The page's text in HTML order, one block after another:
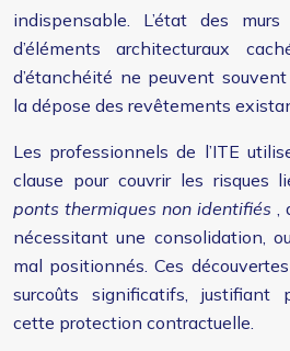
indispensable. L’état des
d’éléments architecturaux
d’étanchéité ne peuvent
la dépose des revêtements
Les professionnels de l’ITE
clause pour couvrir les risques
ponts thermiques non identifiés ,
nécessitant une consolidation,
mal positionnés. Ces
surcoûts significatifs, justifiant
cette protection contractuelle.